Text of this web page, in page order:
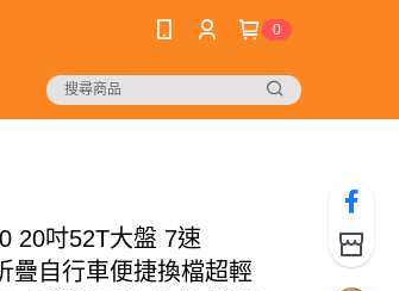
0
20吋52T大盤 7速
疊自行車便捷換檔超輕